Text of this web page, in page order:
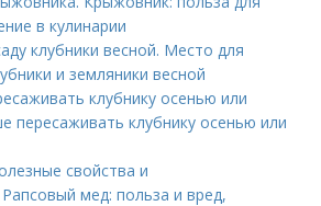
в кулинарии
клубники весной. Место для
и земляники весной
клубнику осенью или
пересаживать клубнику осенью или
свойства и
мед: польза и вред,